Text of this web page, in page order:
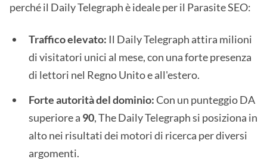
perché il Daily Telegraph è ideale per il Parasite SEO:
Traffico elevato: Il Daily Telegraph attira milioni
di visitatori unici al mese, con una forte presenza
di lettori nel Regno Unito e all'estero.
Forte autorità del dominio:Con un punteggio DA
superiore a 90, The Daily Telegraph si posiziona in
alto nei risultati dei motori di ricerca per diversi
argomenti.